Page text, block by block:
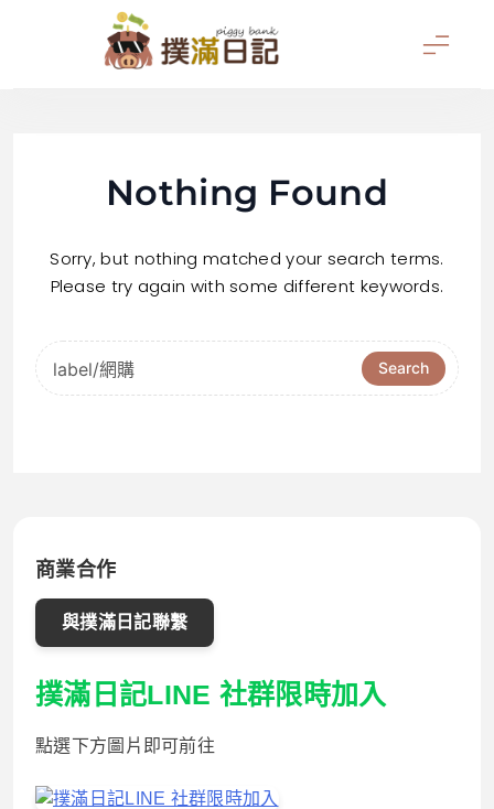
Nothing Found
Sorry, but nothing matched your search terms.
Please try again with some different keywords.
商業合作
與撲滿日記聯繫
撲滿日記LINE 社群限時加入
點選下方圖片即可前往